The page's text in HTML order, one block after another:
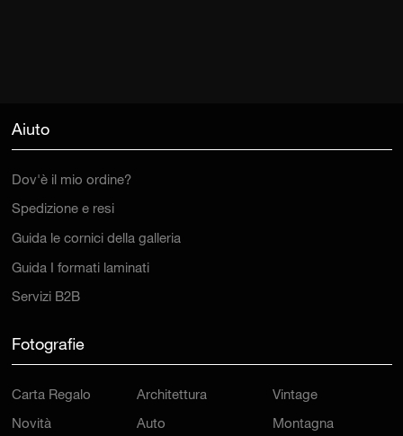
Aiuto
Dov'è il mio ordine?
Spedizione e resi
Guida le cornici della galleria
Guida I formati laminati
Servizi B2B
Fotografie
Carta Regalo
Novità
Architettura
Auto
Vintage
Montagna